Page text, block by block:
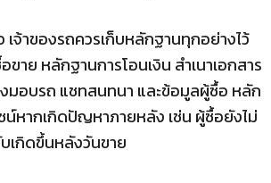
จ้าของรถควรเก็บหลักฐานทุกอย่างไว้
าย หลักฐานการโอนเงิน สำเนาเอกสาร
มอบรถ แชทสนทนา และข้อมูลผู้ซื้อ หลัก
น์หากเกิดปัญหาภายหลัง เช่น ผู้ซื้อยังไม่
เกิดขึ้นหลังวันขาย